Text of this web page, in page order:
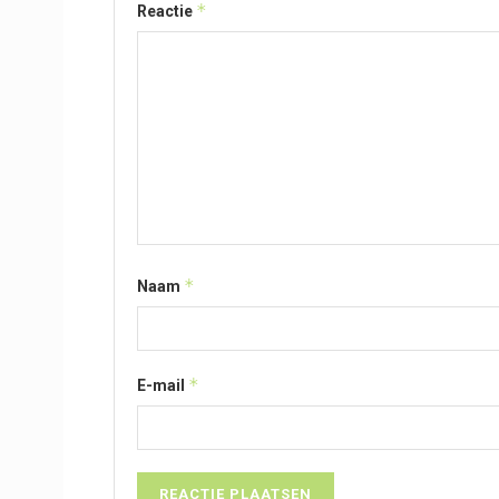
Reactie *
Naam *
E-mail *